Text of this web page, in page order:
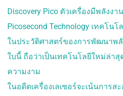
SCARLET
เลเซอร์หลุมสิว
SOLITONE
โปรแกรมรักษ
ปรับรูป
FILLER เติมเต็ม
ร้อยไหม
Discovery Pico ตัวเครื่องมีพลังง
Picosecond Technology เทคโน
ในประวัติศาสตร์ของการพัฒนาพลั
ใบนี้ ถือว่าเป็นเทคโนโลยีใหม่ล่า
ความงาม
ในอดีตเครื่องเลเซอร์จะเน้นการ